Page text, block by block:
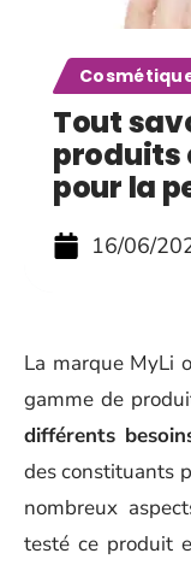
Tout
produits
pour la
16/06/
La marque MyLi
gamme de
différents
des constituants
nombreux
testé ce produit